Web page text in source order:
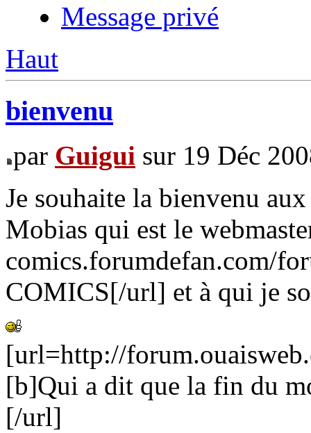
Message privé
Haut
bienvenu
par Guigui sur 19 Déc
Je souhaite la bienvenu
Mobias qui est le
comics.forumdefan.com/
COMICS[/url] et à qui je
[url=http://
[b]Qui a dit que la fin du
[/url]